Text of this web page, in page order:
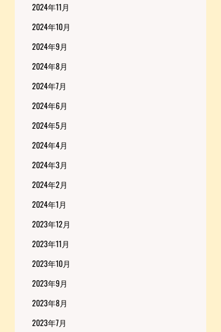
2024年11月
2024年10月
2024年9月
2024年8月
2024年7月
2024年6月
2024年5月
2024年4月
2024年3月
2024年2月
2024年1月
2023年12月
2023年11月
2023年10月
2023年9月
2023年8月
2023年7月